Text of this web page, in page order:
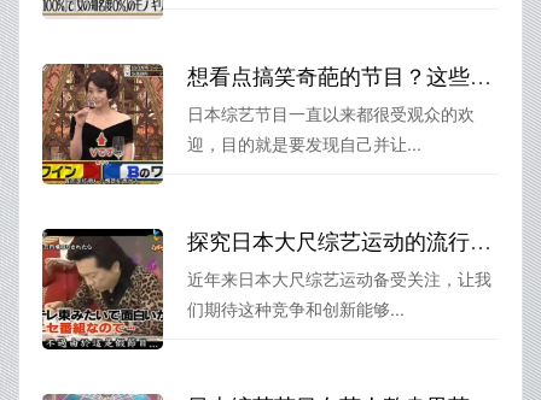
想看点搞笑奇葩的节目？这些日本综艺视频肯定能让你笑出声
日本综艺节目一直以来都很受观众的欢
迎，目的就是要发现自己并让...
探究日本大尺综艺运动的流行背后：竞争与创新
近年来日本大尺综艺运动备受关注，让我
们期待这种竞争和创新能够...